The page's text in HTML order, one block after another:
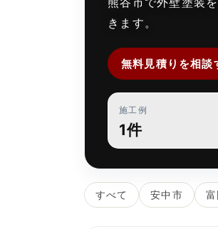
きます。
無料見積りを相談
施工例
1件
すべて 安中市